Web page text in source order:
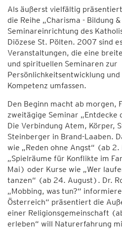
Als äußerst vielfältig
die Reihe „Charisma - Bildung
Seminareinrichtung des
Diözese St. Pölten. 2007 sind
Veranstaltungen, die eine
und spirituellen Seminaren zur
Persönlichkeitsentwicklung
Kompetenz umfassen.
Den Beginn macht ab morgen,
zweitägige Seminar „Entdecke
Die Verbindung Atem, Körper,
Steinberger in Brand-Laaben.
wie „Reden ohne Angst“ (ab
„Spielräume für Konflikte im
Mai) oder Kurse wie „Wer
tanzen“ (ab 24. August). Dr.
„Mobbing, was tun?“
Österreich“ präsentiert die
einer Religionsgemeinschaft
erleben“ will Naturerfahrung